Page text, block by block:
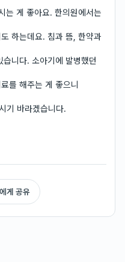
는 게 좋아요. 한의원에서는
하는데요. 침과 뜸, 한약과
니다. 소아기에 발병했던
를 해주는 게 좋으니
기 바라겠습니다.
게 공유